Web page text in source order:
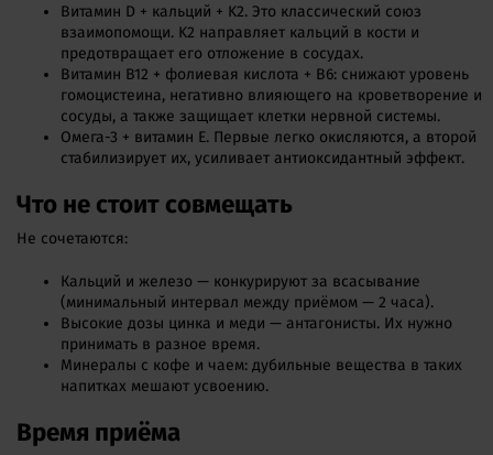
Витамин D + кальций + K2. Это классический союз
взаимопомощи. K2 направляет кальций в кости и
предотвращает его отложение в сосудах.
Витамин B12 + фолиевая кислота + B6: снижают уровень
гомоцистеина, негативно влияющего на кроветворение и
сосуды, а также защищает клетки нервной системы.
Омега-3 + витамин E. Первые легко окисляются, а второй
стабилизирует их, усиливает антиоксидантный эффект.
Что не стоит совмещать
Не сочетаются:
Кальций и железо — конкурируют за всасывание
(минимальный интервал между приёмом — 2 часа).
Высокие дозы цинка и меди — антагонисты. Их нужно
принимать в разное время.
Минералы с кофе и чаем: дубильные вещества в таких
напитках мешают усвоению.
Время приёма